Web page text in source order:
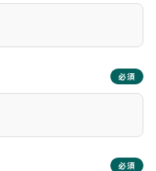
必須
必須